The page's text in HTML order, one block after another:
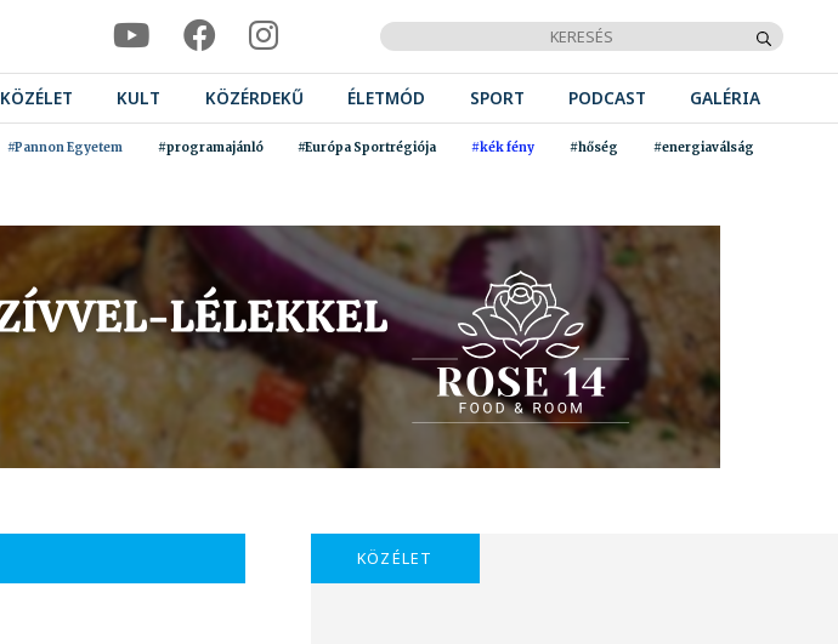
KÖZÉLET KULT KÖZÉRDEKŰ ÉLETMÓD SPORT PODCAST GALÉRIA
#Pannon Egyetem #programajánló #Európa Sportrégiója #kék fény #hőség #energiaválság
KÖZÉLET